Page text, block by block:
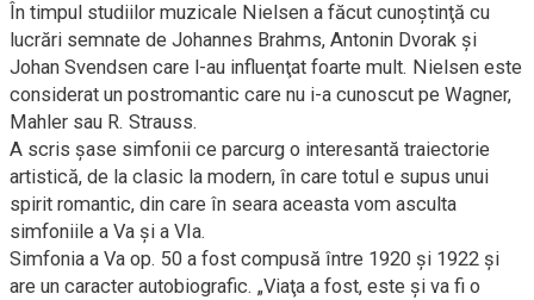
În timpul studiilor muzicale Nielsen a făcut cunoştinţă cu
lucrări semnate de Johannes Brahms, Antonin Dvorak şi
Johan Svendsen care l-au influenţat foarte mult. Nielsen este
considerat un postromantic care nu i-a cunoscut pe Wagner,
Mahler sau R. Strauss.
A scris şase simfonii ce parcurg o interesantă traiectorie
artistică, de la clasic la modern, în care totul e supus unui
spirit romantic, din care în seara aceasta vom asculta
simfoniile a Va şi a VIa.
Simfonia a Va op. 50 a fost compusă între 1920 şi 1922 şi
are un caracter autobiografic. „Viaţa a fost, este şi va fi o